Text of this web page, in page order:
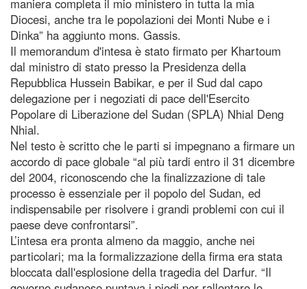
Diocesi, anche tra le popolazioni dei Monti Nube e i
Dinka” ha aggiunto mons. Gassis.
Il memorandum d'intesa è stato firmato per Khartoum
dal ministro di stato presso la Presidenza della
Repubblica Hussein Babikar, e per il Sud dal capo
delegazione per i negoziati di pace dell'Esercito
Popolare di Liberazione del Sudan (SPLA) Nhial Deng
Nhial.
Nel testo è scritto che le parti si impegnano a firmare un
accordo di pace globale “al più tardi entro il 31 dicembre
del 2004, riconoscendo che la finalizzazione di tale
processo è essenziale per il popolo del Sudan, ed
indispensabile per risolvere i grandi problemi con cui il
paese deve confrontarsi”.
L’intesa era pronta almeno da maggio, anche nei
particolari; ma la formalizzazione della firma era stata
bloccata dall'esplosione della tragedia del Darfur. “Il